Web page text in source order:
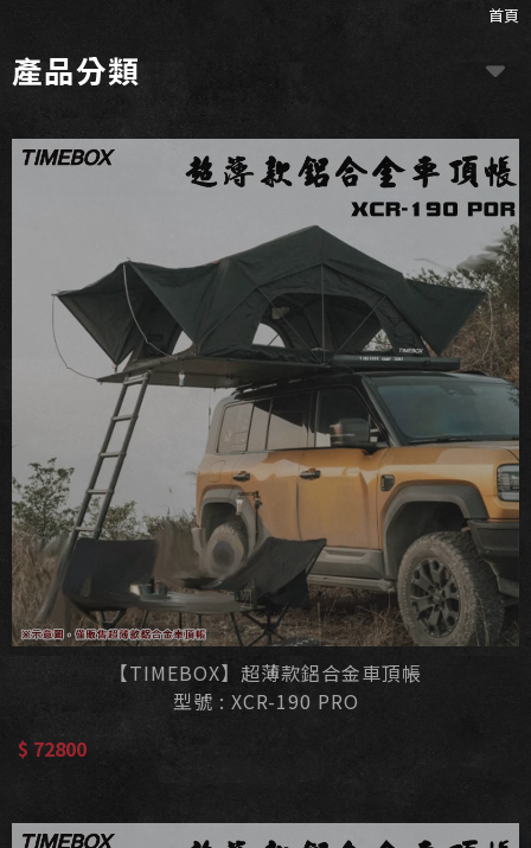
首頁
產品分類
【TIMEBOX】超薄款鋁合金車頂帳
型號 : XCR-190 PRO
$ 72800